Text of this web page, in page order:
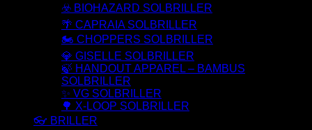
☣️ BIOHAZARD SOLBRILLER
🌴 CAPRAIA SOLBRILLER
🏍️ CHOPPERS SOLBRILLER
💎 GISELLE SOLBRILLER
🍃 HANDOUT APPAREL – BAMBUS
SOLBRILLER
✨ VG SOLBRILLER
🌳 X-LOOP SOLBRILLER
👓 BRILLER